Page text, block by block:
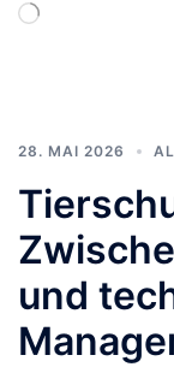
Wird
28. MAI 2026
und